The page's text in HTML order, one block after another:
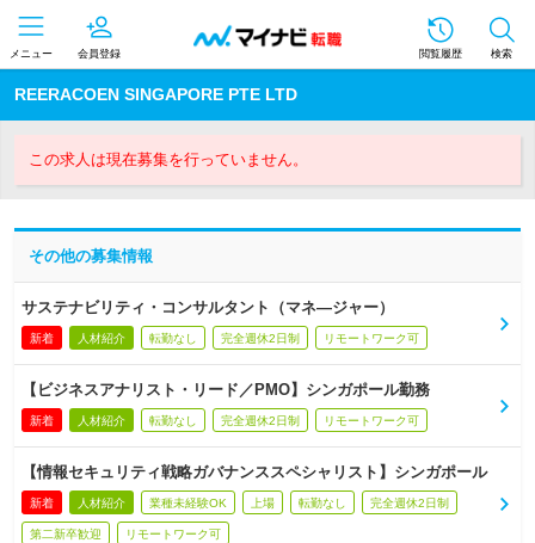
メニュー 会員登録 閲覧履歴 検索
REERACOEN SINGAPORE PTE LTD
この求人は現在募集を行っていません。
その他の募集情報
サステナビリティ・コンサルタント（マネ―ジャー）
新着 人材紹介 転勤なし 完全週休2日制 リモートワーク可
【ビジネスアナリスト・リード／PMO】シンガポール勤務
新着 人材紹介 転勤なし 完全週休2日制 リモートワーク可
【情報セキュリティ戦略ガバナンススペシャリスト】シンガポール
新着 人材紹介 業種未経験OK 上場 転勤なし 完全週休2日制
第二新卒歓迎 リモートワーク可